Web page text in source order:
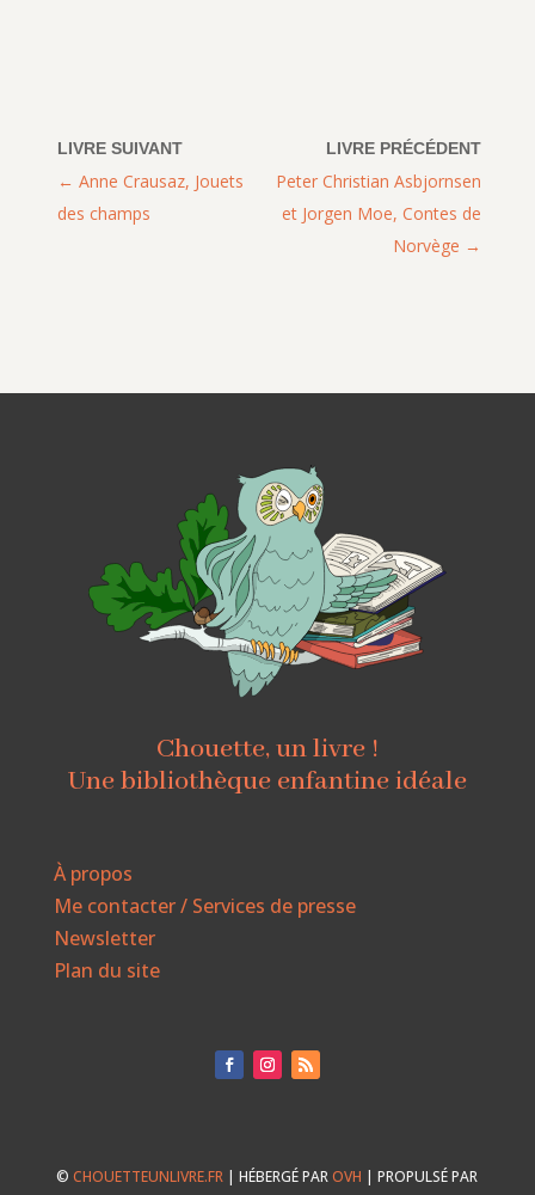
Peter Christian Asbjornsen
et Jorgen Moe, Contes de
Norvège
Anne Crausaz, Jouets
des champs
Chouette, un livre !
Une bibliothèque enfantine idéale
À propos
Me contacter / Services de presse
Newsletter
Plan du site
©CHOUETTEUNLIVRE.FR | HÉBERGÉ PAROVH | PROPULSÉ PAR